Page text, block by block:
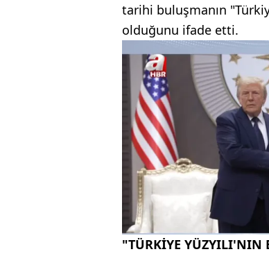
tarihi buluşmanın
olduğunu ifade etti.
"TÜRKİYE YÜZYILI'NIN